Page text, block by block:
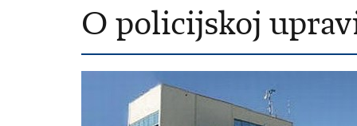
O policijskoj